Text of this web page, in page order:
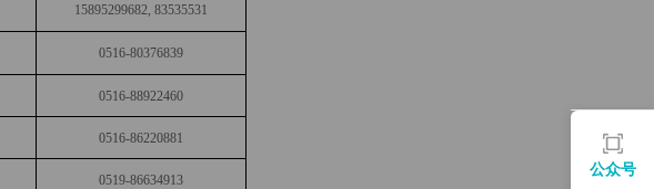
15895299682, 83535531
0516-80376839
0516-88922460
0516-86220881
0519-86634913
公众号